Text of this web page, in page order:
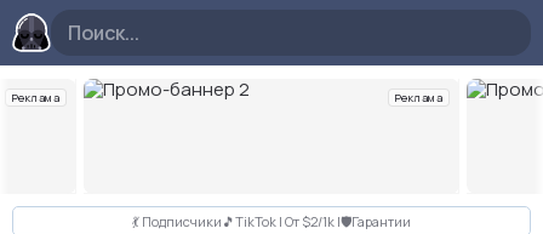
Реклама Реклама
Слайд 2 из 10
💃 Подписчики🎵TikTok | От $2/1k |🛡Гарантии